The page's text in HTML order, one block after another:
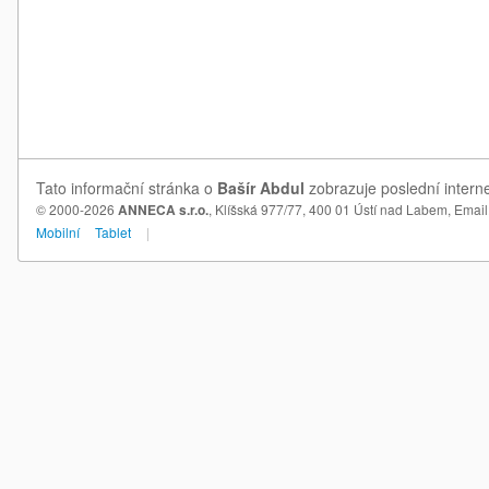
Tato informační stránka o Bašír Abdul zobrazuje poslední
© 2000-2026 ANNECA s.r.o., Klíšská 977/77, 400 01 Ústí nad Labem,
Mobilní
Tablet |